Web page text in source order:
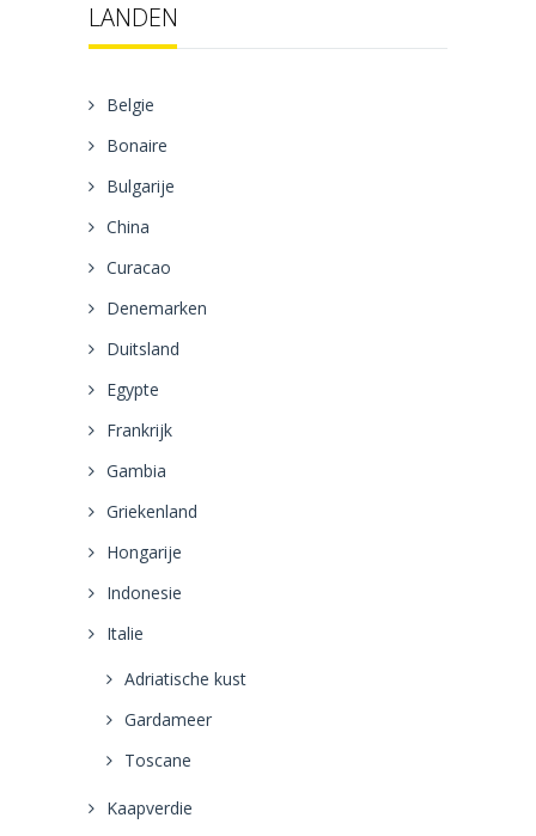
LANDEN
Belgie
Bonaire
Bulgarije
China
Curacao
Denemarken
Duitsland
Egypte
Frankrijk
Gambia
Griekenland
Hongarije
Indonesie
Italie
Adriatische kust
Gardameer
Toscane
Kaapverdie